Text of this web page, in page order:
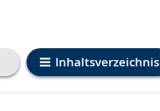
Inhaltsverzeichnis